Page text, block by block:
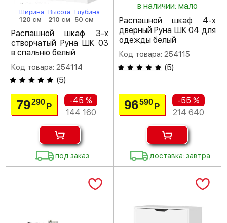
Ширина
120 см
Высота
210 см
Глубина
50 см
Распашной шкаф 3-х
створчатый Руна ШК 03
в спальню белый
Код товара: 254114
(5)
79290 Р
-45 %
144 160
под заказ
в наличии: мало
Распашной шкаф 4-х
дверный Руна ШК 04 для
одежды белый
Код товара: 254115
(5)
96590 Р
-55 %
214 640
доставка: завтра